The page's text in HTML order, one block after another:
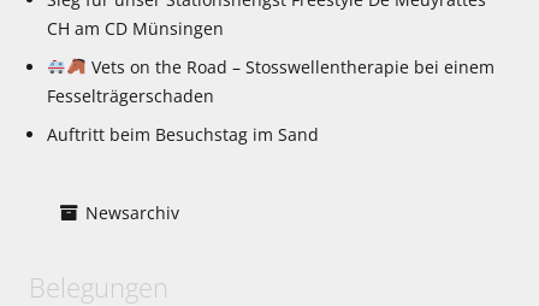
CH am CD Münsingen
Vets on the Road – Stosswellentherapie bei einem
Fesselträgerschaden
Auftritt beim Besuchstag im Sand
Newsarchiv
Belegungen